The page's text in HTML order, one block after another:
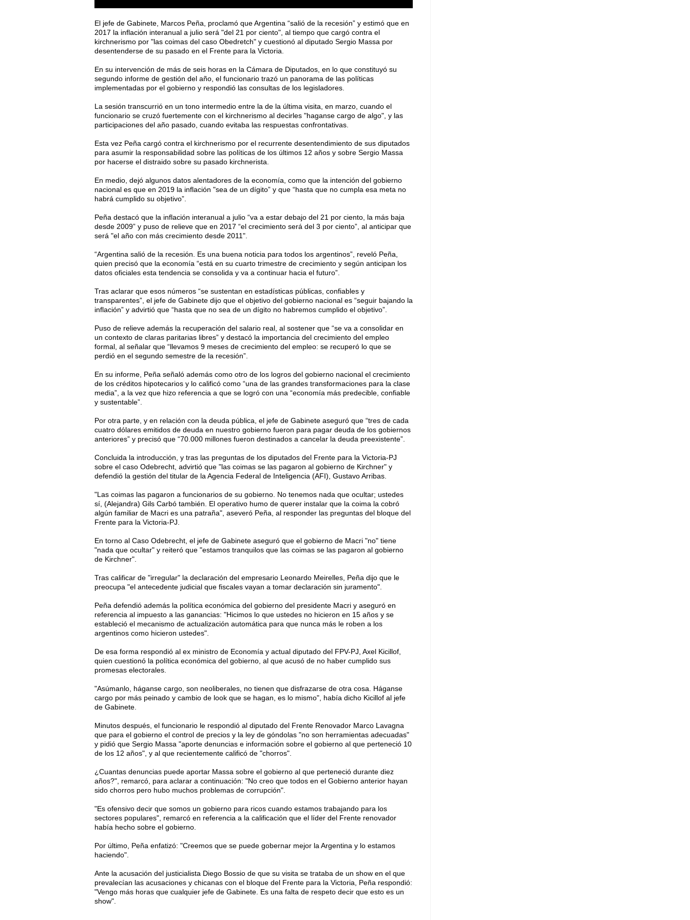
El jefe de Gabinete, Marcos Peña, proclamó que Argentina “salió de la recesión” y estimó que en
2017 la inflación interanual a julio será "del 21 por ciento", al tiempo que cargó contra el
kirchnerismo por "las coimas del caso Obedretch" y cuestionó al diputado Sergio Massa por
desentenderse de su pasado en el Frente para la Victoria.
En su intervención de más de seis horas en la Cámara de Diputados, en lo que constituyó su
segundo informe de gestión del año, el funcionario trazó un panorama de las políticas
implementadas por el gobierno y respondió las consultas de los legisladores.
La sesión transcurrió en un tono intermedio entre la de la última visita, en marzo, cuando el
funcionario se cruzó fuertemente con el kirchnerismo al decirles "haganse cargo de algo", y las
participaciones del año pasado, cuando evitaba las respuestas confrontativas.
Esta vez Peña cargó contra el kirchnerismo por el recurrente desentendimiento de sus diputados
para asumir la responsabilidad sobre las políticas de los últimos 12 años y sobre Sergio Massa
por hacerse el distraido sobre su pasado kirchnerista.
En medio, dejó algunos datos alentadores de la economía, como que la intención del gobierno
nacional es que en 2019 la inflación "sea de un dígito” y que “hasta que no cumpla esa meta no
habrá cumplido su objetivo”.
Peña destacó que la inflación interanual a julio “va a estar debajo del 21 por ciento, la más baja
desde 2009” y puso de relieve que en 2017 “el crecimiento será del 3 por ciento”, al anticipar que
será "el año con más crecimiento desde 2011".
“Argentina salió de la recesión. Es una buena noticia para todos los argentinos”, reveló Peña,
quien precisó que la economía “está en su cuarto trimestre de crecimiento y según anticipan los
datos oficiales esta tendencia se consolida y va a continuar hacia el futuro”.
Tras aclarar que esos números “se sustentan en estadísticas públicas, confiables y
transparentes”, el jefe de Gabinete dijo que el objetivo del gobierno nacional es “seguir bajando la
inflación” y advirtió que “hasta que no sea de un dígito no habremos cumplido el objetivo”.
Puso de relieve además la recuperación del salario real, al sostener que “se va a consolidar en
un contexto de claras paritarias libres” y destacó la importancia del crecimiento del empleo
formal, al señalar que “llevamos 9 meses de crecimiento del empleo: se recuperó lo que se
perdió en el segundo semestre de la recesión”.
En su informe, Peña señaló además como otro de los logros del gobierno nacional el crecimiento
de los créditos hipotecarios y lo calificó como “una de las grandes transformaciones para la clase
media”, a la vez que hizo referencia a que se logró con una “economía más predecible, confiable
y sustentable”.
Por otra parte, y en relación con la deuda pública, el jefe de Gabinete aseguró que “tres de cada
cuatro dólares emitidos de deuda en nuestro gobierno fueron para pagar deuda de los gobiernos
anteriores” y precisó que “70.000 millones fueron destinados a cancelar la deuda preexistente”.
Concluida la introducción, y tras las preguntas de los diputados del Frente para la Victoria-PJ
sobre el caso Odebrecht, advirtió que "las coimas se las pagaron al gobierno de Kirchner" y
defendió la gestión del titular de la Agencia Federal de Inteligencia (AFI), Gustavo Arribas.
"Las coimas las pagaron a funcionarios de su gobierno. No tenemos nada que ocultar; ustedes
sí, (Alejandra) Gils Carbó también. El operativo humo de querer instalar que la coima la cobró
algún familiar de Macri es una patraña", aseveró Peña, al responder las preguntas del bloque del
Frente para la Victoria-PJ.
En torno al Caso Odebrecht, el jefe de Gabinete aseguró que el gobierno de Macri "no" tiene
"nada que ocultar" y reiteró que "estamos tranquilos que las coimas se las pagaron al gobierno
de Kirchner".
Tras calificar de "irregular" la declaración del empresario Leonardo Meirelles, Peña dijo que le
preocupa "el antecedente judicial que fiscales vayan a tomar declaración sin juramento".
Peña defendió además la política económica del gobierno del presidente Macri y aseguró en
referencia al impuesto a las ganancias: "Hicimos lo que ustedes no hicieron en 15 años y se
estableció el mecanismo de actualización automática para que nunca más le roben a los
argentinos como hicieron ustedes".
De esa forma respondió al ex ministro de Economía y actual diputado del FPV-PJ, Axel Kicillof,
quien cuestionó la política económica del gobierno, al que acusó de no haber cumplido sus
promesas electorales.
"Asúmanlo, háganse cargo, son neoliberales, no tienen que disfrazarse de otra cosa. Háganse
cargo por más peinado y cambio de look que se hagan, es lo mismo", había dicho Kicillof al jefe
de Gabinete.
Minutos después, el funcionario le respondió al diputado del Frente Renovador Marco Lavagna
que para el gobierno el control de precios y la ley de góndolas "no son herramientas adecuadas"
y pidió que Sergio Massa "aporte denuncias e información sobre el gobierno al que perteneció 10
de los 12 años", y al que recientemente calificó de "chorros".
¿Cuantas denuncias puede aportar Massa sobre el gobierno al que perteneció durante diez
años?", remarcó, para aclarar a continuación: "No creo que todos en el Gobierno anterior hayan
sido chorros pero hubo muchos problemas de corrupción".
"Es ofensivo decir que somos un gobierno para ricos cuando estamos trabajando para los
sectores populares", remarcó en referencia a la calificación que el líder del Frente renovador
había hecho sobre el gobierno.
Por último, Peña enfatizó: "Creemos que se puede gobernar mejor la Argentina y lo estamos
haciendo".
Ante la acusación del justicialista Diego Bossio de que su visita se trataba de un show en el que
prevalecían las acusaciones y chicanas con el bloque del Frente para la Victoria, Peña respondió:
"Vengo más horas que cualquier jefe de Gabinete. Es una falta de respeto decir que esto es un
show".